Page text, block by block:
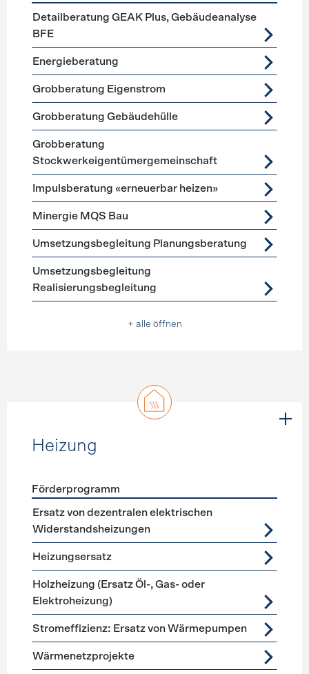
Förderprogramme Beratung
Detailberatung GEAK Plus, Gebäudeanalyse
BFE
Energieberatung
Grobberatung Eigenstrom
Grobberatung Gebäudehülle
Grobberatung
Stockwerkeigentümergemeinschaft
Impulsberatung «erneuerbar heizen»
Minergie MQS Bau
Umsetzungsbegleitung Planungsberatung
Umsetzungsbegleitung
Realisierungsbegleitung
+ alle öffnen
Heizung
Förderprogramme Heizung
Förderprogramm
Ersatz von dezentralen elektrischen
Widerstandsheizungen
Heizungsersatz
Holzheizung (Ersatz Öl-, Gas- oder
Elektroheizung)
Stromeffizienz: Ersatz von Wärmepumpen
Wärmenetzprojekte